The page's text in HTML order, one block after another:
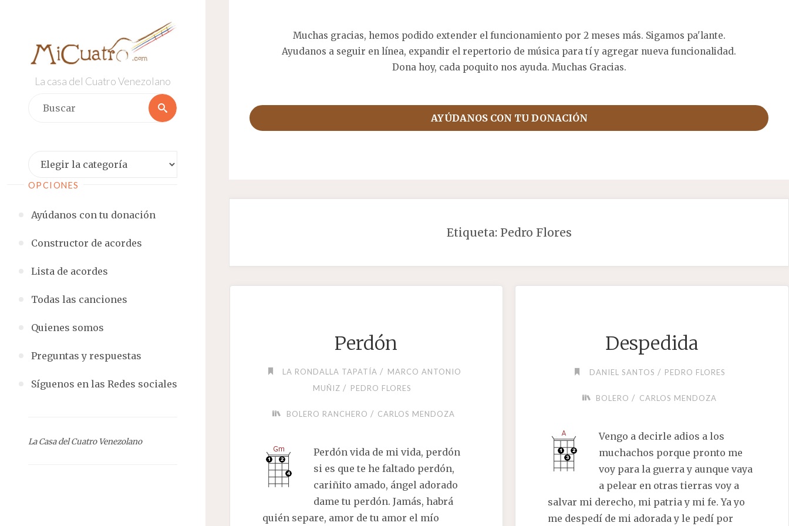
La casa del Cuatro Venezolano
Buscar
Categorías
OPCIONES
Ayúdanos con tu donación
Constructor de acordes
Lista de acordes
Todas las canciones
Quienes somos
Preguntas y respuestas
Síguenos en las Redes sociales
La Casa del Cuatro Venezolano
Muchas gracias, hemos podido extender el funcionamiento por 2 meses más. Sigamos pa'lante.
Ayudanos a seguir en línea, expandir el repertorio de música para tí y agregar nueva funcionalidad.
Dona hoy, cada poquito nos ayuda. Muchas Gracias.
AYÚDANOS CON TU DONACIÓN
Etiqueta: Pedro Flores
Perdón
LA RONDALLA TAPATÍA / MARCO ANTONIO
MUÑIZ / PEDRO FLORES
BOLERO RANCHERO / CARLOS MENDOZA
Perdón vida de mi vida, perdón
si es que te he faltado perdón,
cariñito amado, ángel adorado
dame tu perdón. Jamás, habrá
quién separe, amor de tu amor el mío
Despedida
DANIEL SANTOS / PEDRO FLORES
BOLERO / CARLOS MENDOZA
Vengo a decirle adios a los
muchachos porque pronto me
voy para la guerra y aunque vaya
a pelear en otras tierras voy a
salvar mi derecho, mi patria y mi fe. Ya yo
me despedí de mi adorada y le pedí por